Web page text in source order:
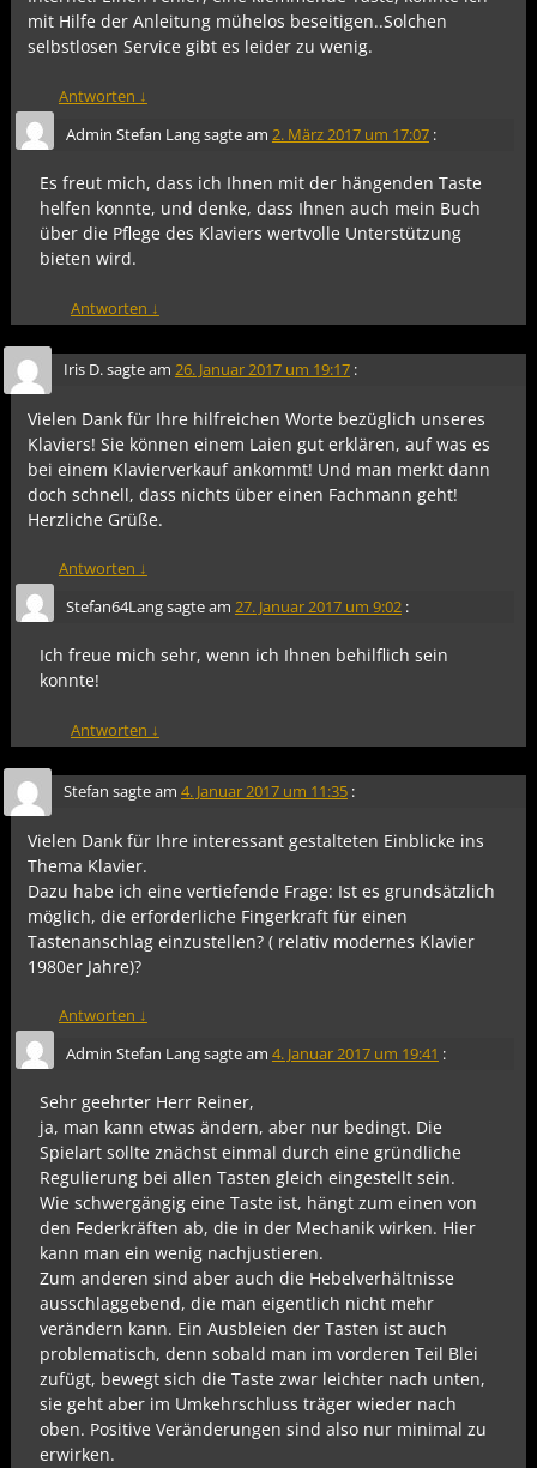
mit Hilfe der Anleitung mühelos beseitigen..Solchen
selbstlosen Service gibt es leider zu wenig.
Antworten ↓
Admin Stefan Langsagte am 2. März 2017 um 17:07 :
Es freut mich, dass ich Ihnen mit der hängenden Taste
helfen konnte, und denke, dass Ihnen auch mein Buch
über die Pflege des Klaviers wertvolle Unterstützung
bieten wird.
Antworten ↓
Iris D.sagte am 26. Januar 2017 um 19:17 :
Vielen Dank für Ihre hilfreichen Worte bezüglich unseres
Klaviers! Sie können einem Laien gut erklären, auf was es
bei einem Klavierverkauf ankommt! Und man merkt dann
doch schnell, dass nichts über einen Fachmann geht!
Herzliche Grüße.
Antworten ↓
Stefan64Langsagte am 27. Januar 2017 um 9:02 :
Ich freue mich sehr, wenn ich Ihnen behilflich sein
konnte!
Antworten ↓
Stefan sagte am 4. Januar 2017 um 11:35 :
Vielen Dank für Ihre interessant gestalteten Einblicke ins
Thema Klavier.
Dazu habe ich eine vertiefende Frage: Ist es grundsätzlich
möglich, die erforderliche Fingerkraft für einen
Tastenanschlag einzustellen? ( relativ modernes Klavier
1980er Jahre)?
Antworten ↓
Admin Stefan Langsagte am 4. Januar 2017 um 19:41 :
Sehr geehrter Herr Reiner,
ja, man kann etwas ändern, aber nur bedingt. Die
Spielart sollte znächst einmal durch eine gründliche
Regulierung bei allen Tasten gleich eingestellt sein.
Wie schwergängig eine Taste ist, hängt zum einen von
den Federkräften ab, die in der Mechanik wirken. Hier
kann man ein wenig nachjustieren.
Zum anderen sind aber auch die Hebelverhältnisse
ausschlaggebend, die man eigentlich nicht mehr
verändern kann. Ein Ausbleien der Tasten ist auch
problematisch, denn sobald man im vorderen Teil Blei
zufügt, bewegt sich die Taste zwar leichter nach unten,
sie geht aber im Umkehrschluss träger wieder nach
oben. Positive Veränderungen sind also nur minimal zu
erwirken.